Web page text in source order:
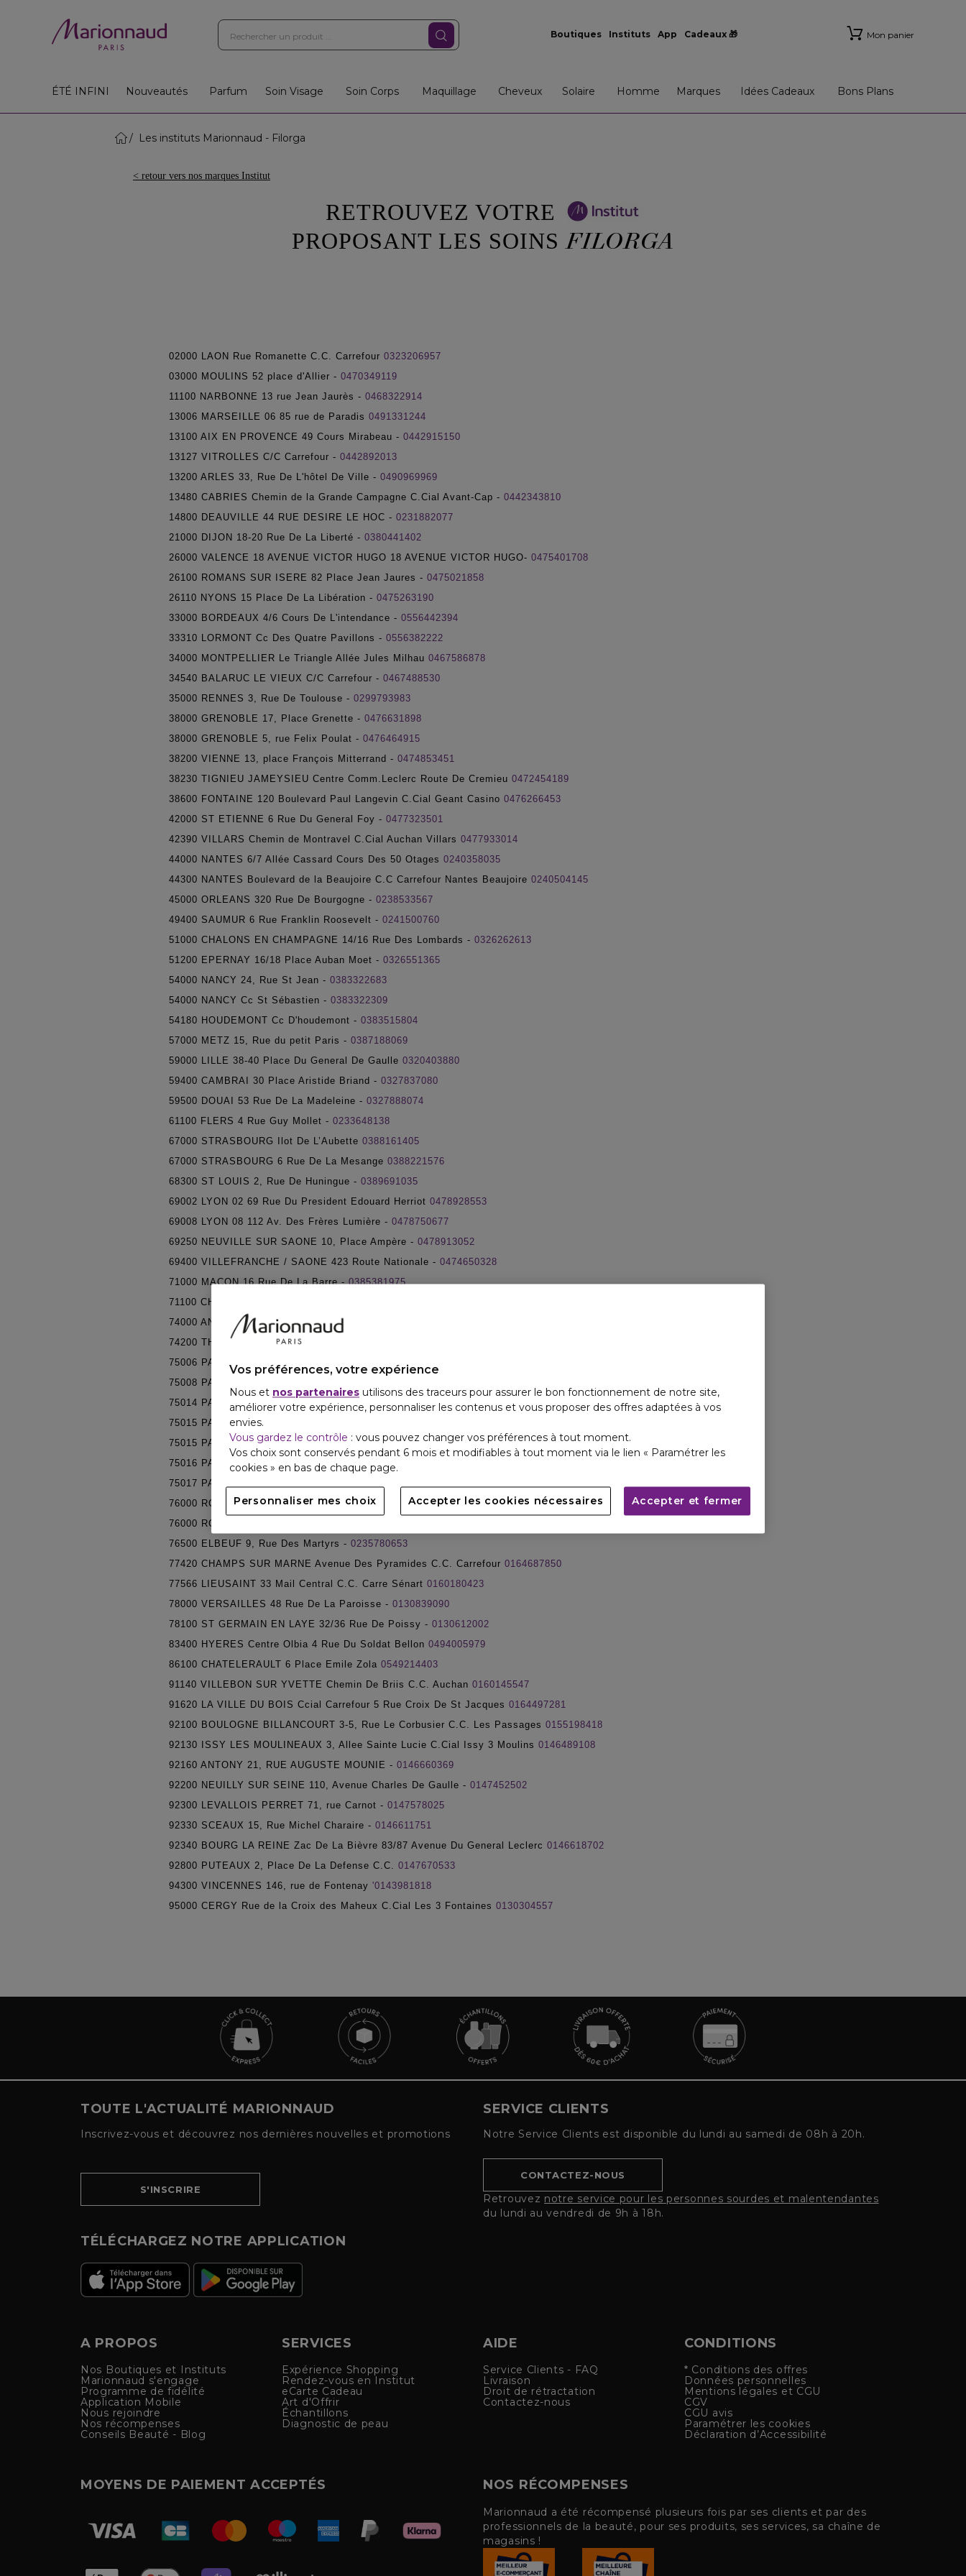
Boutiques Instituts App Cadeaux 🎁 Mon panier
ÉTÉ INFINI Nouveautés Parfum Soin Visage Soin Corps Maquillage Cheveux Solaire Homme Marques Idées Cadeaux Bons Plans
Les instituts Marionnaud - Filorga
< retour vers nos marques Institut
RETROUVEZ VOTRE
PROPOSANT LES SOINS FILORGA
02000 LAON Rue Romanette C.C. Carrefour 0323206957
03000 MOULINS 52 place d'Allier - 0470349119
11100 NARBONNE 13 rue Jean Jaurès - 0468322914
13006 MARSEILLE 06 85 rue de Paradis 0491331244
13100 AIX EN PROVENCE 49 Cours Mirabeau - 0442915150
13127 VITROLLES C/C Carrefour - 0442892013
13200 ARLES 33, Rue De L'hôtel De Ville - 0490969969
13480 CABRIES Chemin de la Grande Campagne C.Cial Avant-Cap - 0442343810
14800 DEAUVILLE 44 RUE DESIRE LE HOC - 0231882077
21000 DIJON 18-20 Rue De La Liberté - 0380441402
26000 VALENCE 18 AVENUE VICTOR HUGO 18 AVENUE VICTOR HUGO- 0475401708
26100 ROMANS SUR ISERE 82 Place Jean Jaures - 0475021858
26110 NYONS 15 Place De La Libération - 0475263190
33000 BORDEAUX 4/6 Cours De L'intendance - 0556442394
33310 LORMONT Cc Des Quatre Pavillons - 0556382222
34000 MONTPELLIER Le Triangle Allée Jules Milhau 0467586878
34540 BALARUC LE VIEUX C/C Carrefour - 0467488530
35000 RENNES 3, Rue De Toulouse - 0299793983
38000 GRENOBLE 17, Place Grenette - 0476631898
38000 GRENOBLE 5, rue Felix Poulat - 0476464915
38200 VIENNE 13, place François Mitterrand - 0474853451
38230 TIGNIEU JAMEYSIEU Centre Comm.Leclerc Route De Cremieu 0472454189
38600 FONTAINE 120 Boulevard Paul Langevin C.Cial Geant Casino 0476266453
42000 ST ETIENNE 6 Rue Du General Foy - 0477323501
42390 VILLARS Chemin de Montravel C.Cial Auchan Villars 0477933014
44000 NANTES 6/7 Allée Cassard Cours Des 50 Otages 0240358035
44300 NANTES Boulevard de la Beaujoire C.C Carrefour Nantes Beaujoire 0240504145
45000 ORLEANS 320 Rue De Bourgogne - 0238533567
49400 SAUMUR 6 Rue Franklin Roosevelt - 0241500760
51000 CHALONS EN CHAMPAGNE 14/16 Rue Des Lombards - 0326262613
51200 EPERNAY 16/18 Place Auban Moet - 0326551365
54000 NANCY 24, Rue St Jean - 0383322683
54000 NANCY Cc St Sébastien - 0383322309
54180 HOUDEMONT Cc D'houdemont - 0383515804
57000 METZ 15, Rue du petit Paris - 0387188069
59000 LILLE 38-40 Place Du General De Gaulle 0320403880
59400 CAMBRAI 30 Place Aristide Briand - 0327837080
59500 DOUAI 53 Rue De La Madeleine - 0327888074
61100 FLERS 4 Rue Guy Mollet - 0233648138
67000 STRASBOURG Ilot De L’Aubette 0388161405
67000 STRASBOURG 6 Rue De La Mesange 0388221576
68300 ST LOUIS 2, Rue De Huningue - 0389691035
69002 LYON 02 69 Rue Du President Edouard Herriot 0478928553
69008 LYON 08 112 Av. Des Frères Lumière - 0478750677
69250 NEUVILLE SUR SAONE 10, Place Ampère - 0478913052
69400 VILLEFRANCHE / SAONE 423 Route Nationale - 0474650328
71000 MACON 16 Rue De La Barre -0385381975
71100 CHALON SUR SAONE 66, Grande Rue -
74000 ANNECY Centre Bonlieu 1 Rue Jean Jaures
74200 THONON LES BAINS 52 Grande Rue -
75006 PARIS 06 8 Rue Du Vieux Colombier -
0145447137
75008 PARIS 08 104 Av. Des Champs Elysées -
75014 PARIS 14 68/80 Avenue Du Maine 80 Av. Du Maine 0156803400
75015 PARIS 15 203 Rue Convention -
75015 PARIS 15 103 Rue Saint Charles -0140596240
75016 PARIS 16 100 Avenue Victor Hugo -0147559090
75017 PARIS 17 55 Avenue Des Ternes -
76000 ROUEN 104 Rue Des Carmes -0235716866
76000 ROUEN 54 RUE DE LA CHAMPSMELEE -
76500 ELBEUF 9, Rue Des Martyrs - 0235780653
77420 CHAMPS SUR MARNE Avenue Des Pyramides C.C. Carrefour 0164687850
77566 LIEUSAINT 33 Mail Central C.C. Carre Sénart 0160180423
78000 VERSAILLES 48 Rue De La Paroisse - 0130839090
78100 ST GERMAIN EN LAYE 32/36 Rue De Poissy - 0130612002
83400 HYERES Centre Olbia 4 Rue Du Soldat Bellon 0494005979
86100 CHATELERAULT 6 Place Emile Zola 0549214403
91140 VILLEBON SUR YVETTE Chemin De Briis C.C. Auchan 0160145547
91620 LA VILLE DU BOIS Ccial Carrefour 5 Rue Croix De St Jacques 0164497281
92100 BOULOGNE BILLANCOURT 3-5, Rue Le Corbusier C.C. Les Passages 0155198418
92130
ISSY LES MOULINEAUX 3, Allee Sainte Lucie C.Cial Issy 3 Moulins 0146489108
92160 ANTONY 21, RUE AUGUSTE MOUNIE - 0146660369
92200 NEUILLY SUR SEINE 110, Avenue Charles De Gaulle - 0147452502
92300 LEVALLOIS PERRET 71, rue Carnot - 0147578025
92330 SCEAUX 15, Rue Michel Charaire - 0146611751
92340 BOURG LA REINE Zac De La Bièvre 83/87 Avenue Du General Leclerc 0146618702
92800 PUTEAUX 2, Place De La Defense C.C. 0147670533
94300 VINCENNES 146, rue de Fontenay '0143981818
95000 CERGY Rue de la Croix des Maheux C.Cial Les 3 Fontaines 0130304557
TOUTE L'ACTUALITÉ MARIONNAUD
Inscrivez-vous et découvrez nos dernières nouvelles et promotions
S'INSCRIRE
TÉLÉCHARGEZ NOTRE APPLICATION
SERVICE CLIENTS
Notre Service Clients est disponible du lundi au samedi de 08h à 20h.
CONTACTEZ-NOUS
Retrouvez notre service pour les personnes sourdes et malentendantes
du lundi au vendredi de 9h à 18h.
A PROPOS
Nos Boutiques et Instituts
Marionnaud s'engage
Programme de fidélité
Application Mobile
Nous rejoindre
Nos récompenses
Conseils Beauté - Blog
SERVICES
Expérience Shopping
Rendez-vous en Institut
eCarte Cadeau
Art d'Offrir
Échantillons
Diagnostic de peau
AIDE
Service Clients - FAQ
Livraison
Droit de rétractation
Contactez-nous
CONDITIONS
* Conditions des offres
Données personnelles
Mentions légales et CGU
CGV
CGU avis
Paramétrer les cookies
Déclaration d’Accessibilité
MOYENS DE PAIEMENT ACCEPTÉS NOS RÉCOMPENSES
Marionnaud a été récompensé plusieurs fois par ses clients et par des
professionnels de la beauté, pour ses produits, ses services, sa chaîne de
magasins !
Vos préférences, votre expérience
Nous et nos partenaires utilisons des traceurs pour assurer le bon fonctionnement de notre site,
améliorer votre expérience, personnaliser les contenus et vous proposer des offres adaptées à vos
envies.
Vous gardez le contrôle : vous pouvez changer vos préférences à tout moment.
Vos choix sont conservés pendant 6 mois et modifiables à tout moment via le lien « Paramétrer les
cookies » en bas de chaque page.
Personnaliser mes choix Accepter les cookies nécessaires Accepter et fermer